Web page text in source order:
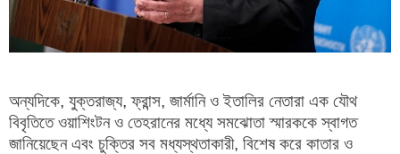
অন্যদিকে, যুক্তরাজ্য, ফ্রান্স, জার্মানি ও ইতালির নেতারা এক যৌথ
বিবৃতিতে ওয়াশিংটন ও তেহরানের মধ্যে সমঝোতা স্মারককে স্বাগত
জানিয়েছেন এবং চুক্তির সব মধ্যস্থতাকারী, বিশেষ করে কাতার ও